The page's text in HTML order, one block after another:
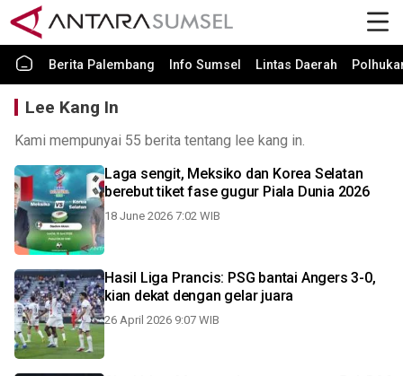
Berita Palembang Info Sumsel Lintas Daerah
Lee Kang In
Kami mempunyai 55 berita tentang lee kang in.
Laga sengit, Meksiko dan Korea Selatan
berebut tiket fase gugur Piala Dunia 2026
18 June 2026 7:02 WIB
Hasil Liga Prancis: PSG bantai Angers 3-0,
kian dekat dengan gelar juara
26 April 2026 9:07 WIB